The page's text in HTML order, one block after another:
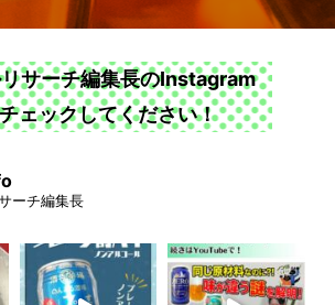
サーチ編集長のInstagram
ェックしてください！
ーチ編集長